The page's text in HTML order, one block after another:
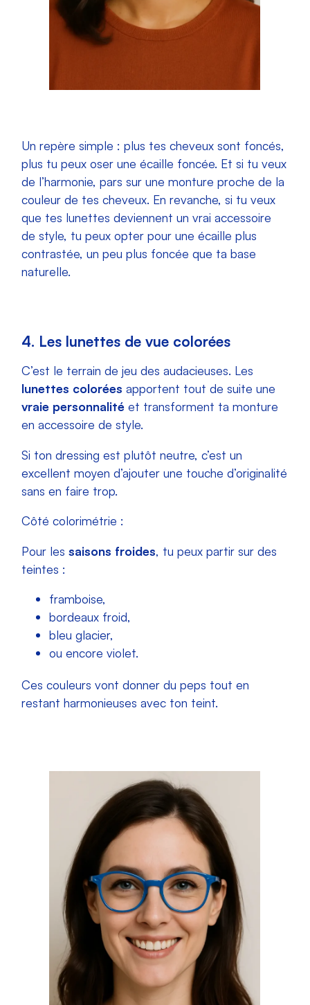
Un repère simple : plus tes cheveux sont foncés,
plus tu peux oser une écaille foncée. Et si tu veux
de l’harmonie, pars sur une monture proche de la
couleur de tes cheveux. En revanche, si tu veux
que tes lunettes deviennent un vrai accessoire
de style, tu peux opter pour une écaille plus
contrastée, un peu plus foncée que ta base
naturelle.
4. Les lunettes de vue colorées
C’est le terrain de jeu des audacieuses. Les
lunettes colorées apportent tout de suite une
vraie personnalité et transforment ta monture
en accessoire de style.
Si ton dressing est plutôt neutre, c’est un
excellent moyen d’ajouter une touche d’originalité
sans en faire trop.
Côté colorimétrie :
Pour lessaisons froides, tu peux partir sur des
teintes :
framboise,
bordeaux froid,
bleu glacier,
ou encore violet.
Ces couleurs vont donner du peps tout en
restant harmonieuses avec ton teint.